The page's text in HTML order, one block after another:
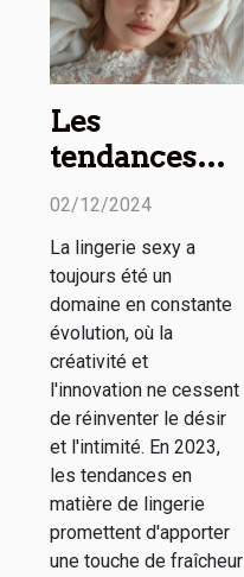
Les
tendances
2023 en
lingerie sexy :
Styles et
nouveautés
02/12/2024
La lingerie sexy a
toujours été un
domaine en constante
évolution, où la
créativité et
l'innovation ne cessent
de réinventer le désir
et l'intimité. En 2023,
les tendances en
matière de lingerie
promettent d'apporter
une touche de fraîcheur